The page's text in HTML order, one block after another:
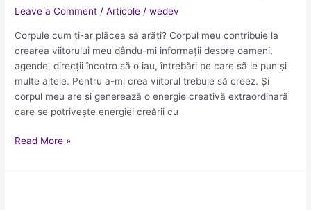
Leave a Comment /Articole /wedev
Corpule cum ți-ar plăcea să arăți? Corpul meu contribuie la
crearea viitorului meu dându-mi informații despre oameni,
agende, direcții încotro să o iau, întrebări pe care să le pun și
multe altele. Pentru a-mi crea viitorul trebuie să creez. Și
corpul meu are și generează o energie creativă extraordinară
care se potrivește energiei creării cu
plăcea
să
Read More »